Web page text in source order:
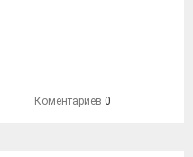
Коментариев 0